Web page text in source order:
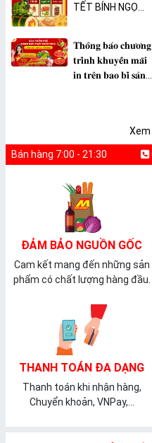
TẾT BÍNH NGỌ
𝐓𝐡𝐨̂𝐧𝐠 𝐛𝐚́𝐨 𝐜𝐡𝐮̛𝐨̛𝐧𝐠
𝐭𝐫𝐢̀𝐧𝐡 𝐤𝐡𝐮𝐲𝐞̂́𝐧 𝐦𝐚̃𝐢
𝐢𝐧 𝐭𝐫𝐞̂𝐧 𝐛𝐚𝐨 𝐛𝐢̀ 𝐬𝐚̉𝐧
Bán hàng 7:00 - 21:30
ĐẢM BẢO NGUỒN GỐC
Cam kết mang đến những sản
phẩm có chất lượng hàng đầu.
THANH TOÁN ĐA DẠNG
Thanh toán khi nhận hàng,
Chuyển khoản, VNPay,...